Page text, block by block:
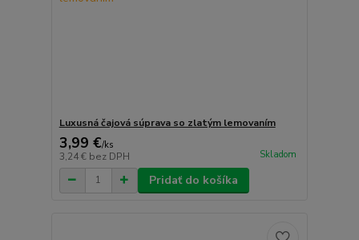
Luxusná čajová súprava so zlatým lemovaním
3,99 €/ks
3,24 € bez DPH Skladom
Pridať do košíka